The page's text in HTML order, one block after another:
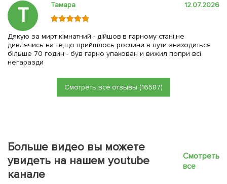
Т Тамара 12.07.2026
Дякую за мирт кімнатний - дійшов в гарному стані,не
дивлячись на те,що прийшлось рослини в пути знаходиться
більше 70 годин - був гарно упакован и вижил попри всі
негаразди
Смотреть все отзывы (16587)
Больше видео вы можете
увидеть на нашем youtube
канале
Смотреть
все